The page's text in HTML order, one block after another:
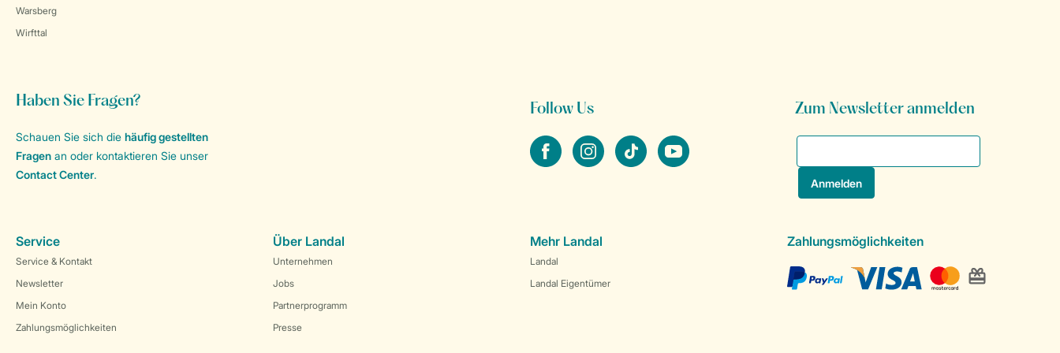
Warsberg
Wirfttal
Haben Sie Fragen?
Schauen Sie sich die häufig gestellten
Fragen an oder kontaktieren Sie unser
Contact Center.
Follow Us
facebookinstagramtiktok youtube
Zum Newsletter anmelden
Service
Service & Kontakt
Newsletter
Mein Konto
Zahlungsmöglichkeiten
Über Landal
Unternehmen
Jobs
Partnerprogramm
Presse
Mehr Landal
Landal
Landal Eigentümer
Zahlungsmöglichkeiten